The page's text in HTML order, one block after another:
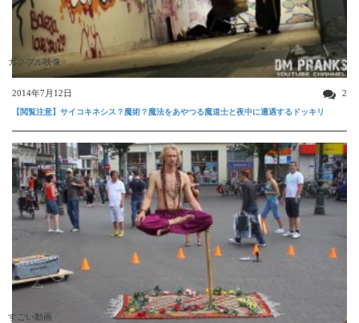
ガクブル映像
2014年7月12日 2
【閲覧注意】サイコキネシス？魔術？魔法をあやつる魔道士と夜中に遭遇するドッキリ
すごい動画